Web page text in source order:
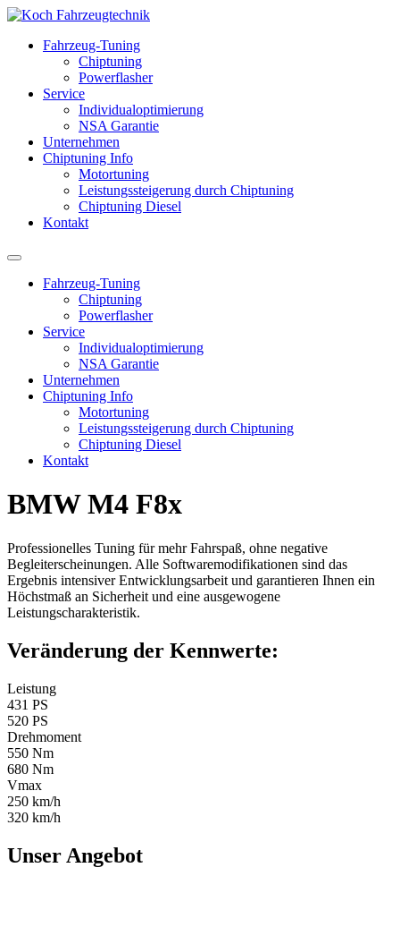
Fahrzeug-Tuning
Chiptuning
Powerflasher
Service
Individualoptimierung
NSA Garantie
Unternehmen
Chiptuning Info
Motortuning
Leistungssteigerung durch Chiptuning
Chiptuning Diesel
Kontakt
Fahrzeug-Tuning
Chiptuning
Powerflasher
Service
Individualoptimierung
NSA Garantie
Unternehmen
Chiptuning Info
Motortuning
Leistungssteigerung durch Chiptuning
Chiptuning Diesel
Kontakt
BMW M4 F8x
Professionelles Tuning für mehr Fahrspaß, ohne negative
Begleiterscheinungen. Alle Softwaremodifikationen sind das
Ergebnis intensiver Entwicklungsarbeit und garantieren Ihnen ein
Höchstmaß an Sicherheit und eine ausgewogene
Leistungscharakteristik.
Veränderung der Kennwerte:
Leistung
431 PS
520 PS
Drehmoment
550 Nm
680 Nm
Vmax
250 km/h
320 km/h
Unser Angebot